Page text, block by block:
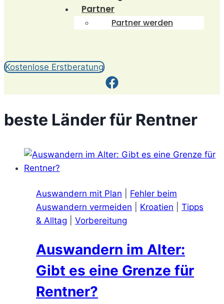
Partner
Partner werden
Kostenlose Erstberatung
beste Länder für Rentner
Auswandern mit Plan
Fehler beim
Auswandern vermeiden
Kroatien
Tipps
& Alltag
Vorbereitung
Auswandern im Alter:
Gibt es eine Grenze für
Rentner?